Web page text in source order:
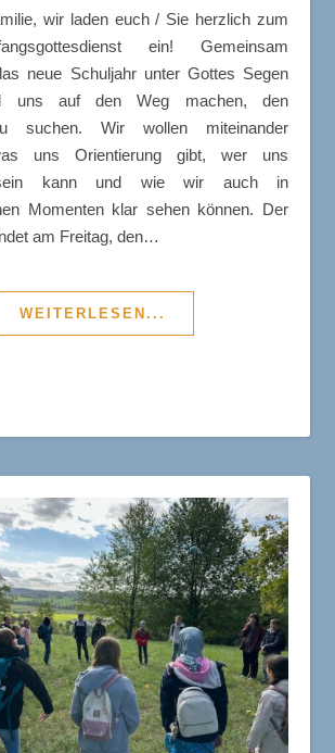
ein! Gemeinsam
neue Schuljahr unter Gottes Segen
uns auf den Weg machen, den
suchen. Wir wollen miteinander
uns Orientierung gibt, wer uns
sein kann und wie wir auch in
Momenten klar sehen können. Der
am Freitag, den…
WEITERLESEN...